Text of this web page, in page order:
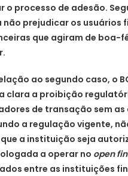
o processo de adesão.
não prejudicar os usuários
que agiram de boa-
ao segundo caso, o
clara a proibição
de transação sem
a regulação vigente,
que a instituição seja
a operar no open
entre as instituições